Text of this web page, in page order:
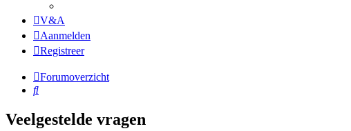
V&A
Aanmelden
Registreer
Forumoverzicht
Zoek
Veelgestelde vragen